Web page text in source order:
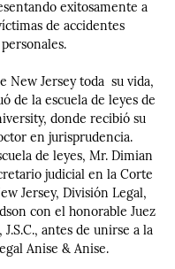
exitosamente a
de accidentes
personales.
New Jersey toda su vida,
de la escuela de leyes de
donde recibió su
en jurisprudencia.
de leyes, Mr. Dimian
judicial en la Corte
Jersey, División Legal,
con el honorable Juez
J.S.C., antes de unirse a la
Anise & Anise.